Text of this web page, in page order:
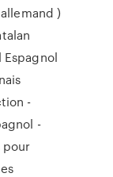
)
-
-
pour